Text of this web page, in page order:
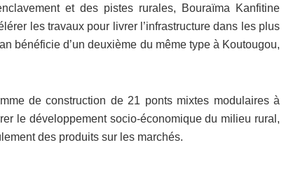
et des pistes rurales, Bouraïma Kanfitine
les travaux pour livrer l’infrastructure dans les plus
bénéficie d’un deuxième du même type à Koutougou,
de construction de 21 ponts mixtes modulaires à
le développement socio-économique du milieu rural,
des produits sur les marchés.